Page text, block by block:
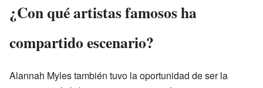
¿Con qué artistas famosos ha
compartido escenario?
Alannah Myles también tuvo la oportunidad de ser la